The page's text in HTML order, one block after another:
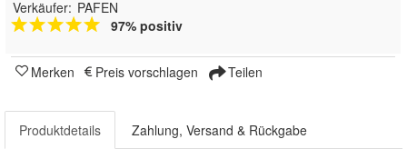
Verkäufer: PAFEN
97% positiv
Merken Preis vorschlagen Teilen
Produktdetails Zahlung, Versand & Rückgabe